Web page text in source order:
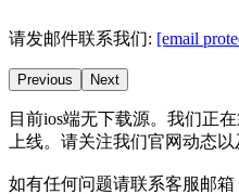
请发邮件联系我们: [email
Previous Next
目前ios端无下载源。我们正
上线。请关注我们官网动态以
如有任何问题请联系客服邮箱